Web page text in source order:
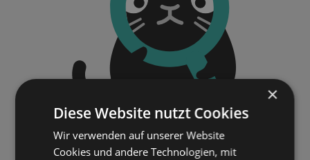
×
Diese Website nutzt Cookies
Wir verwenden auf unserer Website
Cookies und andere Technologien, mit